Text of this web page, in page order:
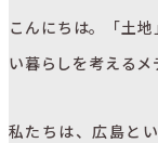
こんにちは。「土
い暮らしを考えるメ
私たちは、広島と